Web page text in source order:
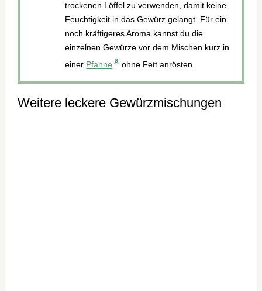
trockenen Löffel zu verwenden, damit keine
Feuchtigkeit in das Gewürz gelangt. Für ein
noch kräftigeres Aroma kannst du die
einzelnen Gewürze vor dem Mischen kurz in
einer Pfanne ohne Fett anrösten.
Weitere leckere Gewürzmischungen